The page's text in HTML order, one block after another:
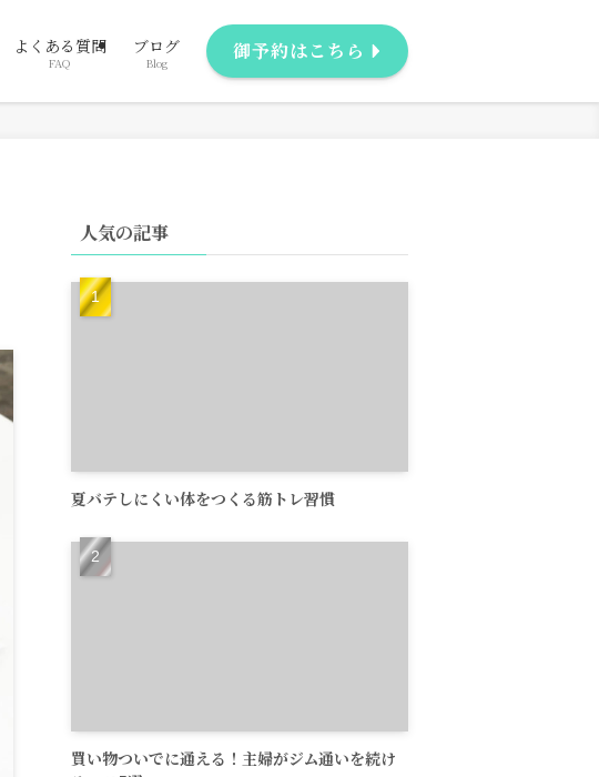
よくある質問
FAQ
ブログ
Blog 御予約はこちら
人気の記事
夏バテしにくい体をつくる筋トレ習慣
買い物ついでに通える！主婦がジム通いを続け